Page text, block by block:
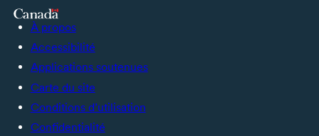
À propos
Accessibilité
Applications soutenues
Carte du site
Conditions d’utilisation
Confidentialité